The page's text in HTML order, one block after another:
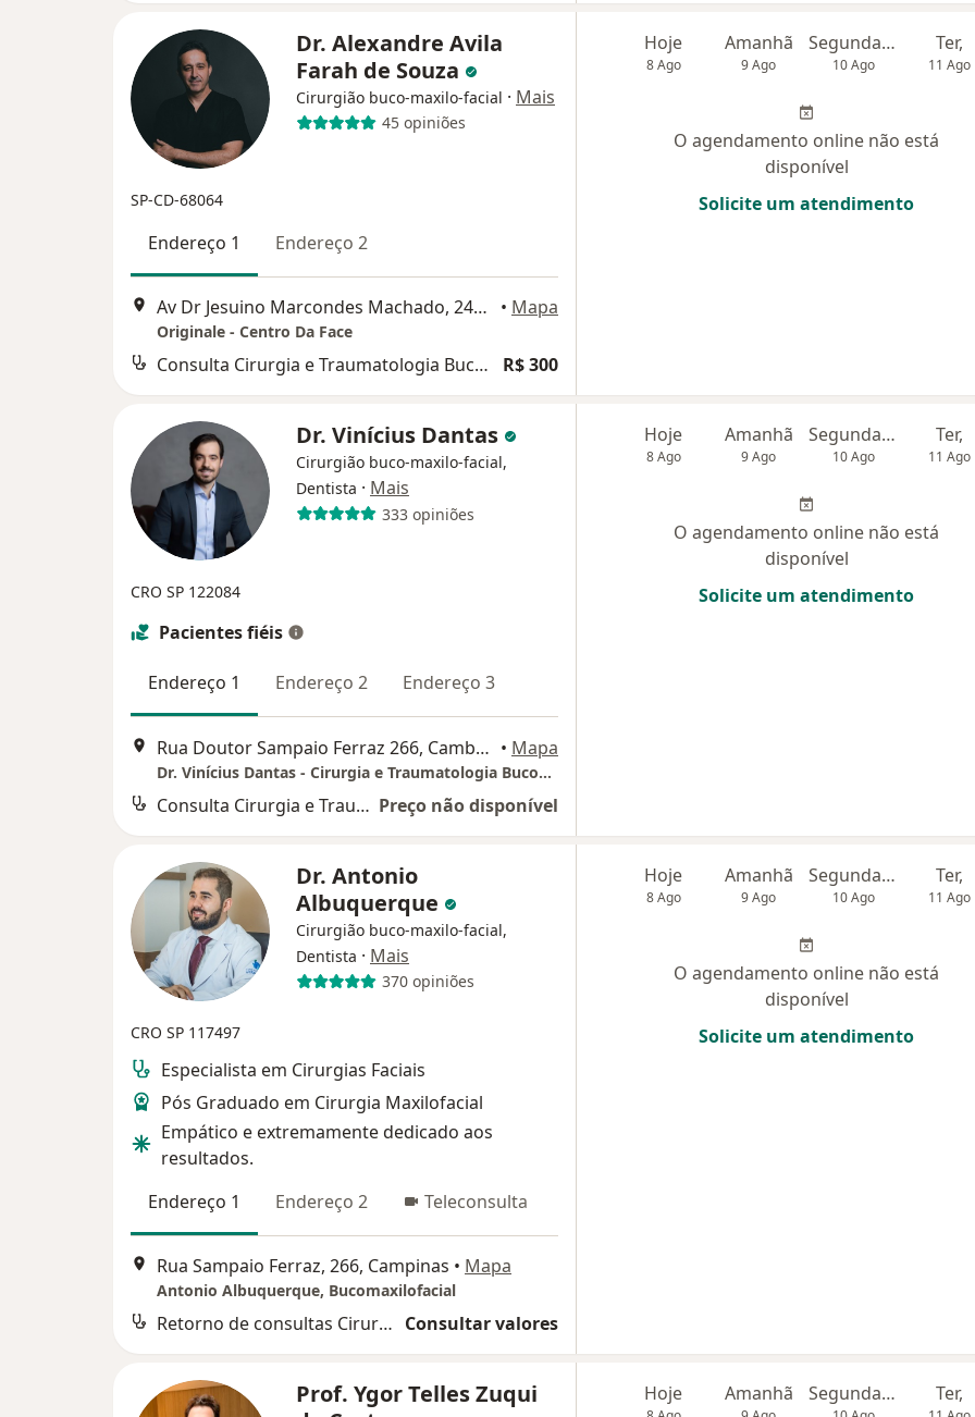
Dr. Alexandre Avila
Farah de Souza
Cirurgião buco-maxilo-facial · Mais
45 opiniões
SP-CD-68064
Endereço 1 Endereço 2
Av Dr Jesuino Marcondes Machado, 2421, Campinas • Mapa
Originale - Centro Da Face
Consulta Cirurgia e Traumatologia Buco-maxilo-facial R$ 300
Hoje
8 Ago
Amanhã
9 Ago
Segunda-feira
10 Ago
Ter,
11 Ago
O agendamento online não está
disponível
Solicite um atendimento
Dr. Vinícius Dantas
Cirurgião buco-maxilo-facial,
Dentista · Mais
333 opiniões
CRO SP 122084
Pacientes fiéis
Endereço 1 Endereço 2 Endereço 3
Rua Doutor Sampaio Ferraz 266, Cambuí, Campinas • Mapa
Dr. Vinícius Dantas - Cirurgia e Traumatologia Bucomaxilofacial
Consulta Cirurgia e Traumatologia Buco-maxilo-facial Preço não disponível
Hoje
8 Ago
Amanhã
9 Ago
Segunda-feira
10 Ago
Ter,
11 Ago
O agendamento online não está
disponível
Solicite um atendimento
Dr. Antonio
Albuquerque
Cirurgião buco-maxilo-facial,
Dentista · Mais
370 opiniões
CRO SP 117497
Especialista em Cirurgias Faciais
Pós Graduado em Cirurgia Maxilofacial
Empático e extremamente dedicado aos
resultados.
Endereço 1
Endereço 2 Teleconsulta
Rua Sampaio Ferraz, 266, Campinas • Mapa
Antonio Albuquerque, Bucomaxilofacial
Retorno de consultas Cirurgia e traumatologia Buco-maxilo-facial Consultar valores
Hoje
8 Ago
Amanhã
9 Ago
Segunda-feira
10 Ago
Ter,
11 Ago
O agendamento online não está
disponível
Solicite um atendimento
Prof. Ygor Telles Zuqui
Hoje Amanhã Segunda-feira Ter,